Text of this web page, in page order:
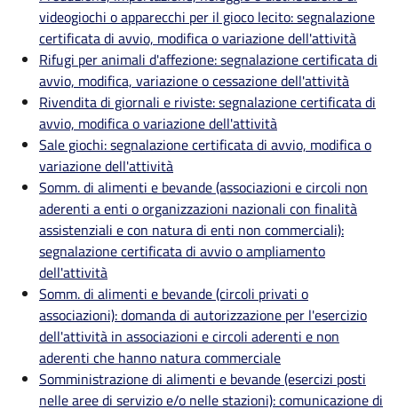
videogiochi o apparecchi per il gioco lecito: segnalazione
certificata di avvio, modifica o variazione dell'attività
Rifugi per animali d'affezione: segnalazione certificata di
avvio, modifica, variazione o cessazione dell'attività
Rivendita di giornali e riviste: segnalazione certificata di
avvio, modifica o variazione dell'attività
Sale giochi: segnalazione certificata di avvio, modifica o
variazione dell'attività
Somm. di alimenti e bevande (associazioni e circoli non
aderenti a enti o organizzazioni nazionali con finalità
assistenziali e con natura di enti non commerciali):
segnalazione certificata di avvio o ampliamento
dell'attività
Somm. di alimenti e bevande (circoli privati o
associazioni): domanda di autorizzazione per l'esercizio
dell'attività in associazioni e circoli aderenti e non
aderenti che hanno natura commerciale
Somministrazione di alimenti e bevande (esercizi posti
nelle aree di servizio e/o nelle stazioni): comunicazione di